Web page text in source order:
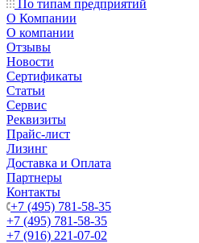
По типам предприятий
О Компании
О компании
Отзывы
Новости
Сертификаты
Статьи
Сервис
Реквизиты
Прайс-лист
Лизинг
Доставка и Оплата
Партнеры
Контакты
+7 (495) 781-58-35
+7 (495) 781-58-35
+7 (916) 221-07-02